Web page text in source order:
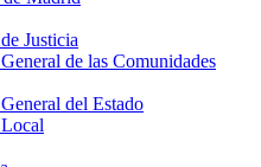
Justicia
de las Comunidades
del Estado